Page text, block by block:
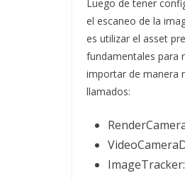
Luego de tener
el escaneo de la
es utilizar el asset
fundamentales para
importar de manera
llamados: